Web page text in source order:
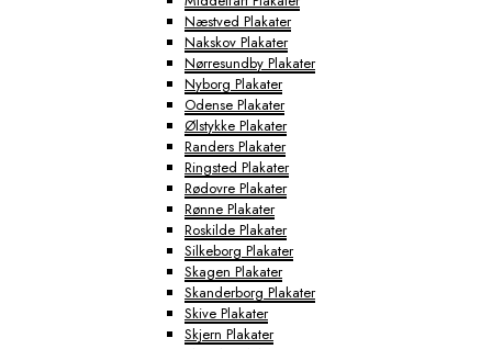
Næstved Plakater
Nakskov Plakater
Nørresundby Plakater
Nyborg Plakater
Odense Plakater
Ølstykke Plakater
Randers Plakater
Ringsted Plakater
Rødovre Plakater
Rønne Plakater
Roskilde Plakater
Silkeborg Plakater
Skagen Plakater
Skanderborg Plakater
Skive Plakater
Skjern Plakater